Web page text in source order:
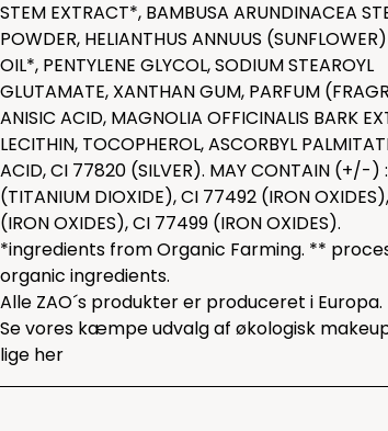
STEM EXTRACT*, BAMBUSA ARUNDINACEA
POWDER, HELIANTHUS ANNUUS
OIL*, PENTYLENE GLYCOL, SODIUM STEAROYL
GLUTAMATE, XANTHAN GUM, PARFUM
ANISIC ACID, MAGNOLIA OFFICINALIS BARK
LECITHIN, TOCOPHEROL, ASCORBYL
ACID, CI 77820 (SILVER). MAY CONTAIN (+/-)
(TITANIUM DIOXIDE), CI 77492 (IRON
(IRON OXIDES), CI 77499 (IRON OXIDES).
*ingredients from Organic Farming. **
organic ingredients.
Alle ZAO´s produkter er produceret i Europa.
Se vores kæmpe udvalg af økologisk
lige her